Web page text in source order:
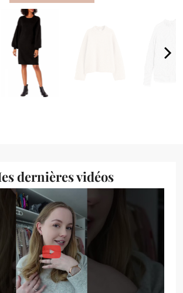
dernières vidéos